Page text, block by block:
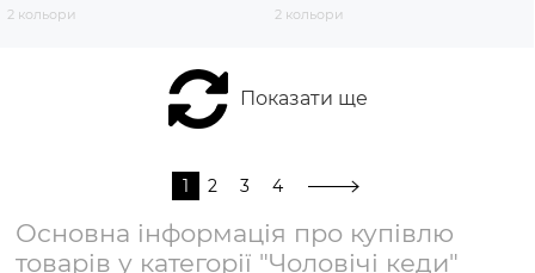
2 кольори
2 кольори
Показати ще
1 2 3 4
Основна інформація про купівлю
товарів у категорії "Чоловічі кеди"